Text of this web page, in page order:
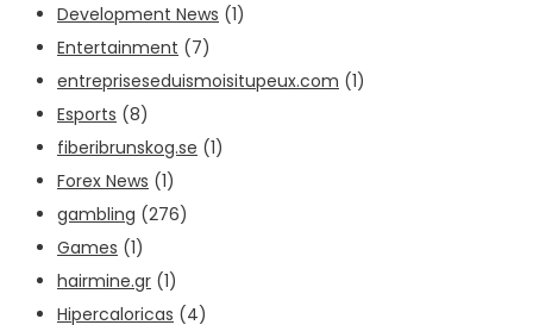
Development News (1)
Entertainment (7)
entrepriseseduismoisitupeux.com (1)
Esports (8)
fiberibrunskog.se (1)
Forex News (1)
gambling (276)
Games (1)
hairmine.gr (1)
Hipercaloricas (4)